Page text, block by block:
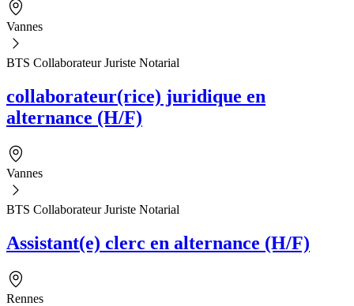
Vannes
BTS Collaborateur Juriste Notarial
collaborateur(rice) juridique en
alternance (H/F)
Vannes
BTS Collaborateur Juriste Notarial
Assistant(e) clerc en alternance (H/F)
Rennes